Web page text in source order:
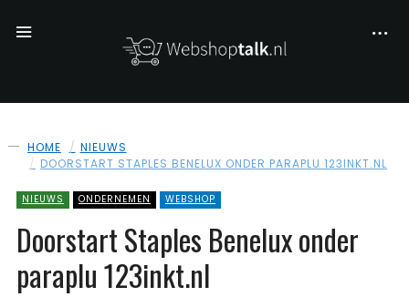
HOME
NIEUWS
DOORSTART STAPLES BENELUX ONDER PARAPLU 123INKT.NL
NIEUWS ONDERNEMEN WEBSHOP
Doorstart Staples Benelux onder
paraplu 123inkt.nl